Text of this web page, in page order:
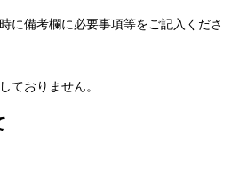
に備考欄に必要事項等をご記入くださ
ておりません。